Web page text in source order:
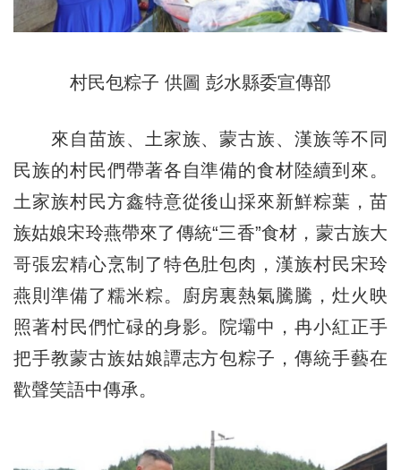
村民包粽子 供圖 彭水縣委宣傳部
來自苗族、土家族、蒙古族、漢族等不同
民族的村民們帶著各自準備的食材陸續到來。
土家族村民方鑫特意從後山採來新鮮粽葉，苗
族姑娘宋玲燕帶來了傳統“三香”食材，蒙古族大
哥張宏精心烹制了特色肚包肉，漢族村民宋玲
燕則準備了糯米粽。廚房裏熱氣騰騰，灶火映
照著村民們忙碌的身影。院壩中，冉小紅正手
把手教蒙古族姑娘譚志方包粽子，傳統手藝在
歡聲笑語中傳承。